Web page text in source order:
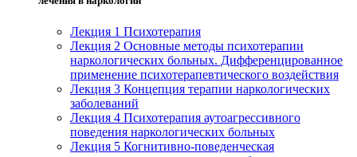
Лекция 1 Психотерапия
Лекция 2 Основные методы психотерапии
наркологических больных. Дифференцированное
применение психотерапевтического воздействия
Лекция 3 Концепция терапии наркологических
заболеваний
Лекция 4 Психотерапия аутоагрессивного
поведения наркологических больных
Лекция 5 Когнитивно-поведенческая